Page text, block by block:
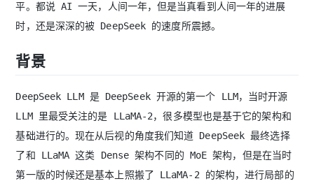
平。都说 AI 一天，人间一年，但是当真看到人间一年的进展
时，还是深深的被 DeepSeek 的速度所震撼。
背景
DeepSeek LLM 是 DeepSeek 开源的第一个 LLM，当时开源
LLM 里最受关注的是 LLaMA-2，很多模型也是基于它的架构和
基础进行的。现在从后视的角度我们知道 DeepSeek 最终选择
了和 LLaMA 这类 Dense 架构不同的 MoE 架构，但是在当时
第一版的时候还是基本上照搬了 LLaMA-2 的架构，进行局部的